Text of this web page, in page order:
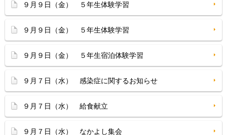
９月９日（金） ５年生体験学習
９月９日（金） ５年生体験学習
９月９日（金） ５年生宿泊体験学習
９月７日（水） 感染症に関するお知らせ
９月７日（水） 給食献立
９月７日（水） なかよし集会